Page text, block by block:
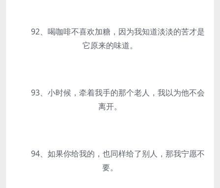
92、喝咖啡不喜欢加糖，因为我知道淡淡的苦才是
它原来的味道。
93、小时候，牵着我手的那个老人，我以为他不会
离开。
94、如果你给我的，也同样给了别人，那我宁愿不
要。